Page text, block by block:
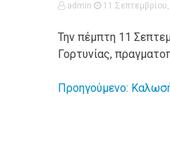
admin 11
Την πέμπτη 11
Γορτυνίας,
Προηγούμενο: